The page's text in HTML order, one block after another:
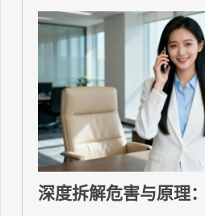
深度拆解危害与原理